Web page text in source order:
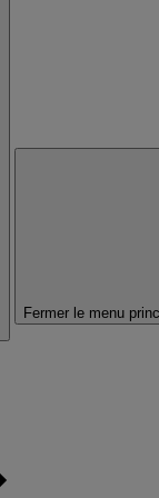
Fermer le menu